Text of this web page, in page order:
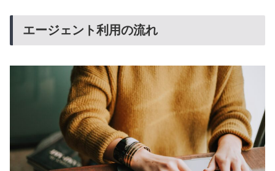
エージェント利用の流れ